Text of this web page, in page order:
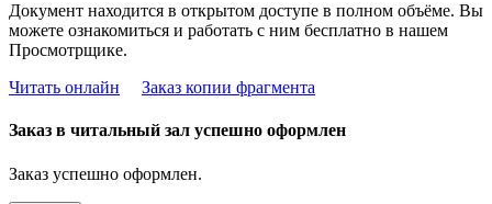
Документ находится в открытом доступе в полном объёме. Вы
можете ознакомиться и работать с ним бесплатно в нашем
Просмотрщике.
Читать онлайн
Заказ копии фрагмента
Заказ в читальный зал успешно оформлен
Заказ успешно оформлен.